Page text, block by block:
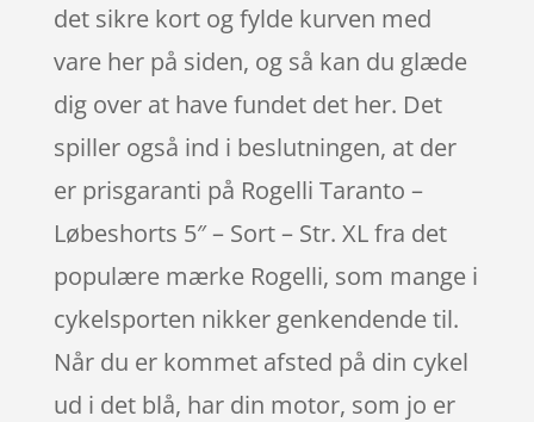
det sikre kort og fylde kurven med
vare her på siden, og så kan du glæde
dig over at have fundet det her. Det
spiller også ind i beslutningen, at der
er prisgaranti på Rogelli Taranto –
Løbeshorts 5″ – Sort – Str. XL fra det
populære mærke Rogelli, som mange i
cykelsporten nikker genkendende til.
Når du er kommet afsted på din cykel
ud i det blå, har din motor, som jo er